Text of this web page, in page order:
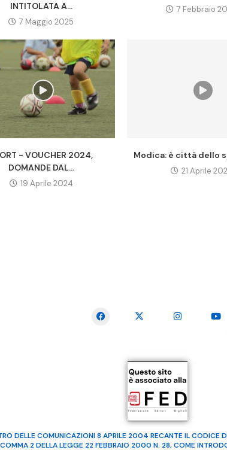
INTITOLATA A...
7 Maggio 2025
7 Febbraio
- VOUCHER 2024,
DOMANDE DAL...
19 Aprile 2024
Modica: è città dello
21 Aprile
DELLE COMUNICAZIONI 8 APRILE 2004 RECANTE IL
COMMA 2 DELLA LEGGE 22 FEBBRAIO 2000 N. 28, COME